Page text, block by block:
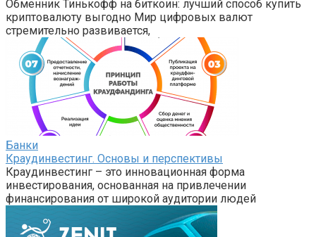
Обменник Тинькофф на биткоин: лучший способ купить
криптовалюту выгодно Мир цифровых валют
стремительно развивается,
Банки
Краудинвестинг. Основы и перспективы
Краудинвестинг – это инновационная форма
инвестирования, основанная на привлечении
финансирования от широкой аудитории людей